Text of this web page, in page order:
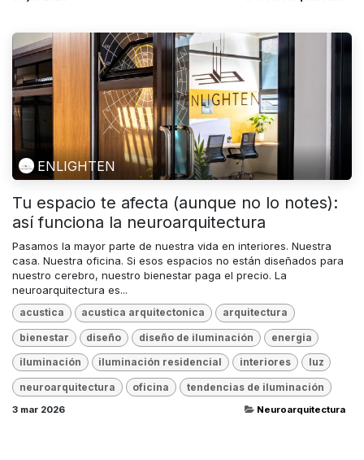
ENLIGHTEN
Tu espacio te afecta (aunque no lo notes):
así funciona la neuroarquitectura
Pasamos la mayor parte de nuestra vida en interiores. Nuestra
casa. Nuestra oficina. Si esos espacios no están diseñados para
nuestro cerebro, nuestro bienestar paga el precio. La
neuroarquitectura es...
acustica acustica arquitectonica arquitectura
bienestar diseño diseño de iluminación energia
iluminación iluminación residencial interiores luz
neuroarquitectura oficina tendencias de iluminación
3 mar 2026 Neuroarquitectura